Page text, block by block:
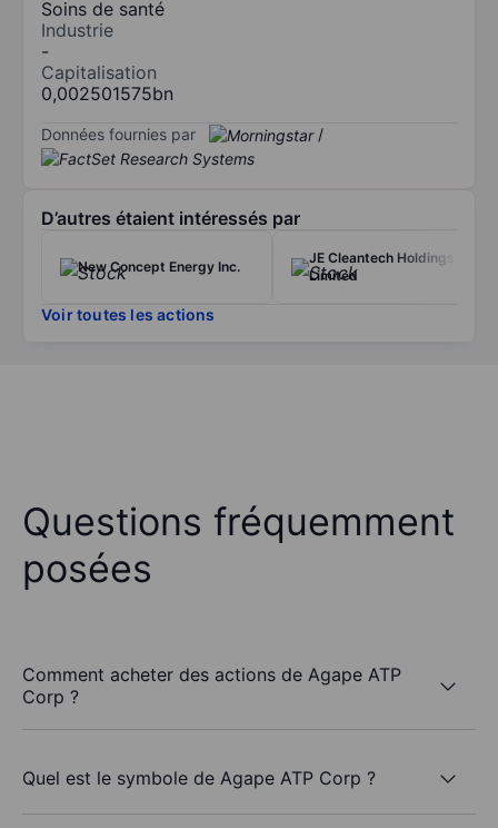
Soins de santé
Industrie
-
Capitalisation
0,002501575bn
Données fournies par /
D’autres étaient intéressés par
New Concept Energy Inc.
JE Cleantech Holdings
Limited
Voir toutes les actions
Questions fréquemment
posées
Comment acheter des actions de Agape ATP
Corp ?
Quel est le symbole de Agape ATP Corp ?